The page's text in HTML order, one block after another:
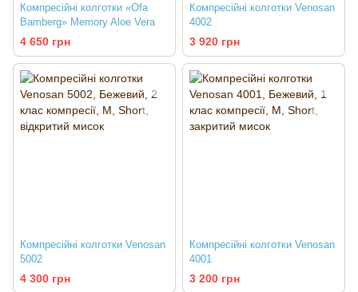
Компресійні колготки «Ofa
Bamberg» Memory Aloe Vera
4 650 грн
Компресійні колготки Venosan
4002
3 920 грн
Компресійні колготки Venosan
5002
4 300 грн
Компресійні колготки Venosan
4001
3 200 грн